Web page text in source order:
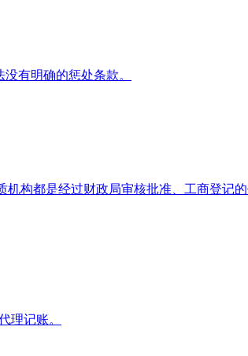
有明确的惩处条款。
构都是经过财政局审核批准、工商登记
理记账。